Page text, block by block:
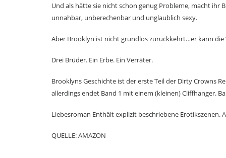
Und als hätte sie nicht schon genug Probleme, macht ihr
unnahbar, unberechenbar und unglaublich sexy.
Aber Brooklyn ist nicht grundlos zurückkehrt…er kann
Drei Brüder. Ein Erbe. Ein Verräter.
Brooklyns Geschichte ist der erste Teil der Dirty Crowns
allerdings endet Band 1 mit einem (kleinen) Cliffhanger.
Liebesroman Enthält explizit beschriebene Erotikszenen.
QUELLE: AMAZON